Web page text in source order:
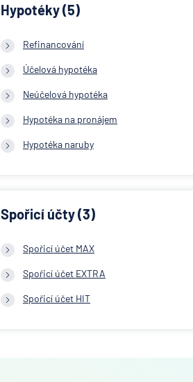
Hypotéky (5)
Refinancování
Účelová hypotéka
Neúčelová hypotéka
Hypotéka na pronájem
Hypotéka naruby
Spořicí účty (3)
Spořicí účet MAX
Spořicí účet EXTRA
Spořicí účet HIT